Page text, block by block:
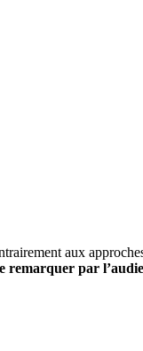
aux
remarquer par